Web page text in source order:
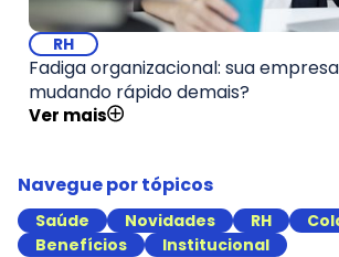
RH
Fadiga organizacional: sua
mudando rápido demais?
Ver mais
Navegue por tópicos
Saúde Novidades RH
Benefícios
Institucional